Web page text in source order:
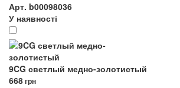
Арт. b00098036
У наявності
9CG светлый медно-золотистый
668грн